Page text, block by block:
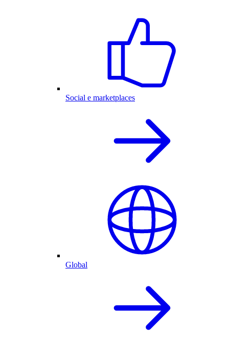
Social e marketplaces
Global